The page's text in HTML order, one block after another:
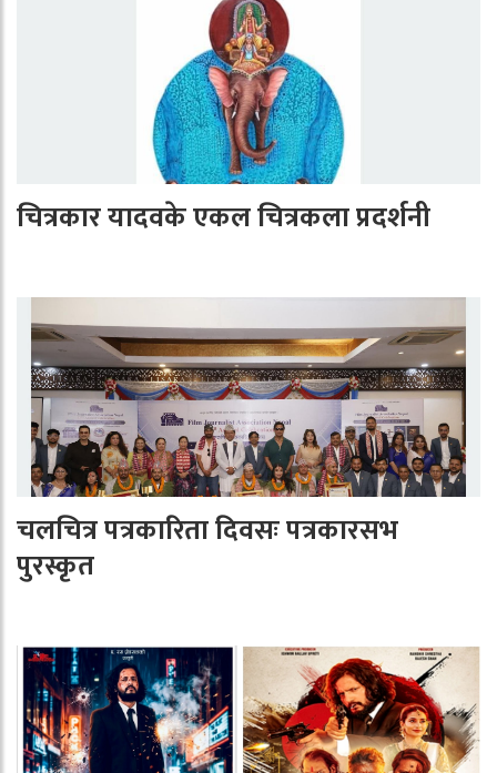
चित्रकार यादवके एकल चित्रकला प्रदर्शनी
चलचित्र पत्रकारिता दिवसः पत्रकारसभ
पुरस्कृत